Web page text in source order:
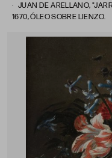
JUAN DE ARELLANO,
1670, ÓLEO SOBRE LIENZO.